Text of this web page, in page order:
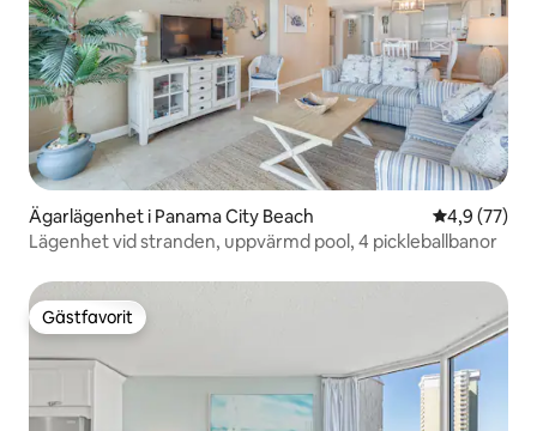
Ägarlägenhet i Panama City Beach 4,9 av 5 i
4,9 (77)
Lägenhet vid stranden, uppvärmd pool, 4 pickleballbanor
Gästfavorit
Gästfavorit